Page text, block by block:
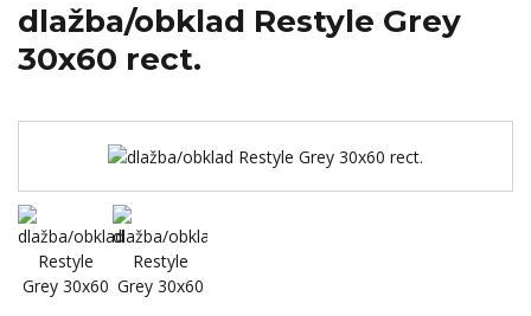
dlažba/obklad Restyle Grey
30x60 rect.